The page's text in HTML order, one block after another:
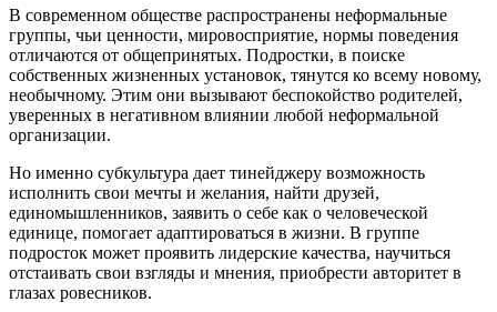
В современном обществе распространены неформальные
группы, чьи ценности, мировосприятие, нормы поведения
отличаются от общепринятых. Подростки, в поиске
собственных жизненных установок, тянутся ко всему новому,
необычному. Этим они вызывают беспокойство родителей,
уверенных в негативном влиянии любой неформальной
организации.
Но именно субкультура дает тинейджеру возможность
исполнить свои мечты и желания, найти друзей,
единомышленников, заявить о себе как о человеческой
единице, помогает адаптироваться в жизни. В группе
подросток может проявить лидерские качества, научиться
отстаивать свои взгляды и мнения, приобрести авторитет в
глазах ровесников.